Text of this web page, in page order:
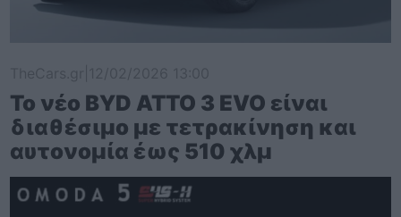
Το νέο BYD ATTO 3 EVO είναι
διαθέσιμο με τετρακίνηση και
αυτονομία έως 510 χλμ